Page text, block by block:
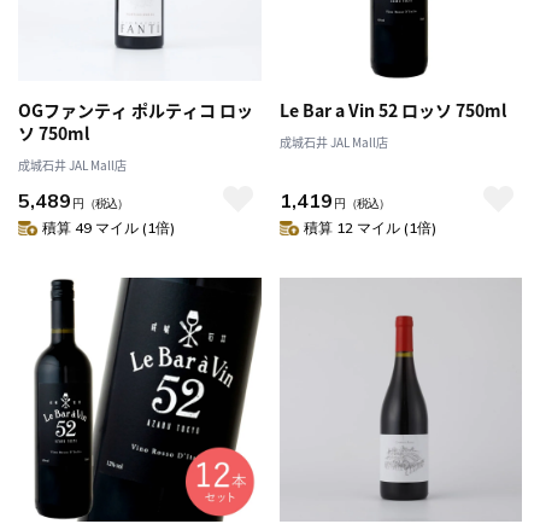
OGファンティ ポルティコ ロッ
ソ 750ml
成城石井 JAL Mall店
5,489 円 （税込）
積算 49 マイル (1倍)
Le Bar a Vin 52 ロッソ 750ml
成城石井 JAL Mall店
1,419 円 （税込）
積算 12 マイル (1倍)